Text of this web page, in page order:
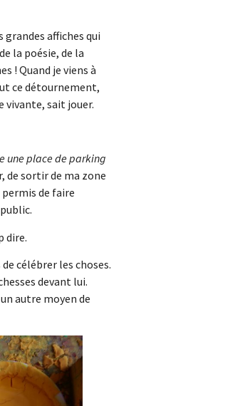
grandes affiches qui
la poésie, de la
! Quand je viens à
ce détournement,
vivante, sait jouer.
une place de parking
de sortir de ma zone
permis de faire
dire.
célébrer les choses.
devant lui.
autre moyen de